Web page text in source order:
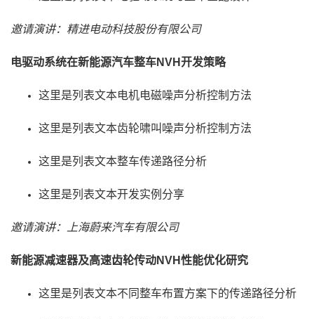
邀请演讲：精进电动科技股份有限公司
电驱动系统在新能源汽车整车NVH开发策略
这里是列表文本电机电磁噪声分析控制方法
这里是列表文本齿轮啸叫噪声分析控制方法
这里是列表文本整车传递路径分析
这里是列表文本开发实例分享
邀请演讲：上海蔚来汽车有限公司
新能源减速器及高速齿轮传动NVH性能优化研究
这里是列表文本不同整车布置方案下的传递路径分析